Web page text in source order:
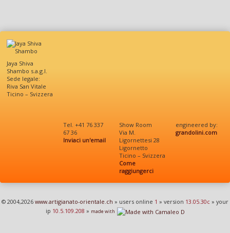
Jaya Shiva
Shambo s.a.g.l.
Sede legale:
Riva San Vitale
Ticino – Svizzera
Tel. +41 76 337
67 36
Inviaci un'email
Show Room
Via M.
Ligornettesi 28
Ligornetto
Ticino – Svizzera
Come
raggiungerci
engineered by:
grandolini.com
© 2004,2026 www.artigianato-orientale.ch » users online 1 » version 13.05.30c » your
ip 10.5.109.208 » made with